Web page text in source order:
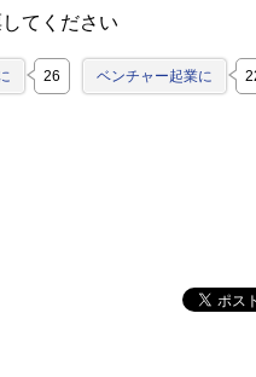
てください
26 ベンチャー起業に